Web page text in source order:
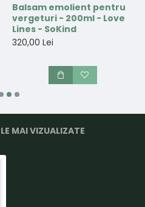
Balsam emolient pentru
vergeturi - 200ml - Love
Lines - SoKind
320,00 Lei
MAI VIZUALIZATE